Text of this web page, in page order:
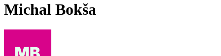
Michal Bokša